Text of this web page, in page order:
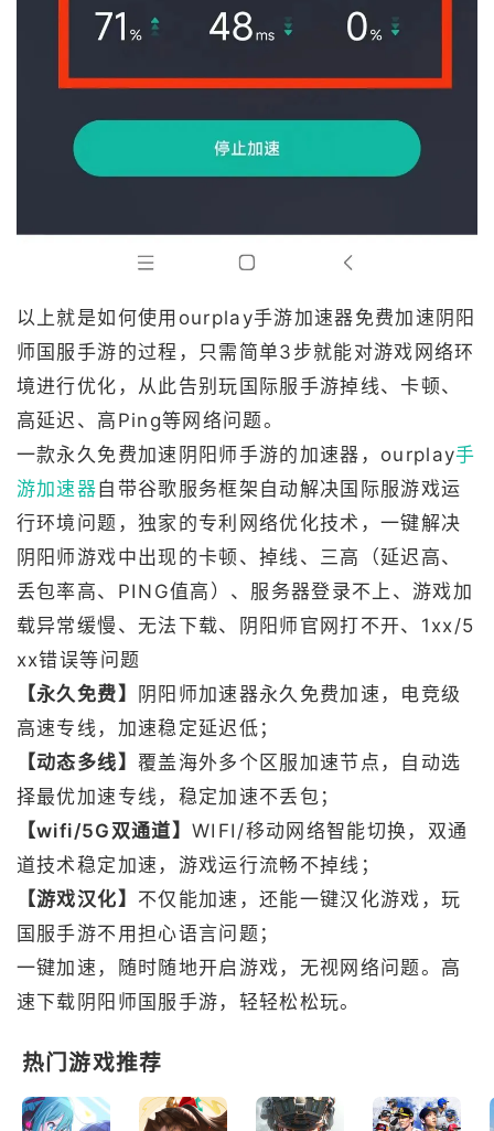
以上就是如何使用ourplay手游加速器免费加速阴阳
师国服手游的过程，只需简单3步就能对游戏网络环
境进行优化，从此告别玩国际服手游掉线、卡顿、
高延迟、高Ping等网络问题。
一款永久免费加速阴阳师手游的加速器，ourplay手
游加速器自带谷歌服务框架自动解决国际服游戏运
行环境问题，独家的专利网络优化技术，一键解决
阴阳师游戏中出现的卡顿、掉线、三高（延迟高、
丢包率高、PING值高）、服务器登录不上、游戏加
载异常缓慢、无法下载、阴阳师官网打不开、1xx/5
xx错误等问题
【永久免费】
阴阳师加速器永久免费加速，电竞级
高速专线，加速稳定延迟低；
【动态多线】 覆盖海外多个区服加速节点，自动选
择最优加速专线，稳定加速不丢包；
【wifi/5G双通道】 WIFI/移动网络智能切换，双通
道技术稳定加速，游戏运行流畅不掉线；
【游戏汉化】 不仅能加速，还能一键汉化游戏，玩
国服手游不用担心语言问题；
一键加速，随时随地开启游戏，无视网络问题。高
速下载阴阳师国服手游，轻轻松松玩。
热门游戏推荐